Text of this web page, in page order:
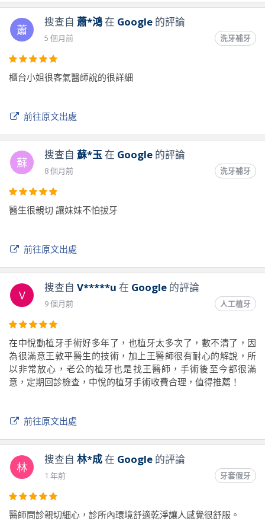
蕭
搜查自 蕭*鴻在 Google的評論
5 個月前 洗牙補牙
櫃台小姐很客氣醫師說的很詳細
前往原文出處
蘇
搜查自 蘇*玉在 Google的評論
8 個月前 洗牙補牙
醫生很親切 讓妹妹不怕拔牙
前往原文出處
V
搜查自 V*****u 在 Google的評論
9 個月前 人工植牙
在中悅動植牙手術好多年了，也植牙太多次了，數不清了，因
為很滿意王敦平醫生的技術，加上王醫師很有耐心的解說，所
以非常放心，老公的植牙也是找王醫師，手術後至今都很滿
意，定期回診檢查，中悅的植牙手術收費合理，值得推薦！
前往原文出處
林
搜查自 林*成在 Google的評論
1 年前 牙套假牙
醫師問診親切細心，診所內環境舒適乾淨讓人感覺很舒服。